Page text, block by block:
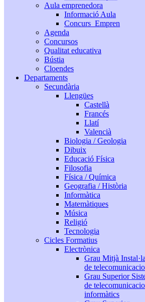
Aula emprenedora
Informació Aula
Concurs_Empren
Agenda
Concursos
Qualitat educativa
Bústia
Cloendes
Departaments
Secundària
Llengües
Castellà
Francés
Llatí
Valencià
Biologia / Geologia
Dibuix
Educació Física
Filosofia
Física / Química
Geografia / Història
Informàtica
Matemàtiques
Música
Religió
Tecnologia
Cicles Formatius
Electrònica
Grau Mitjà
de
Grau Superior
de
informàtics